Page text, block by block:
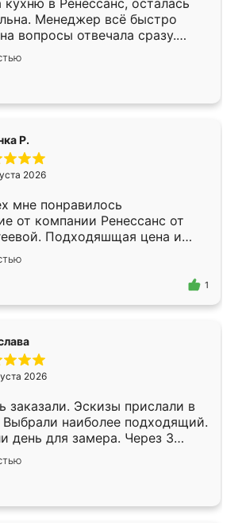
кухню в Ренессанс, осталась
Менеджер всё быстро
вопросы отвечала сразу.
в субботу, подошёл к
ответственностью. Собрали
работали аккуратно, даже
Р.
2026
мне понравилось
от компании Ренессанс от
Подходяшщая цена и
изготовления. Приехавший
сотрудник Владислав
моему эскизу самый
1
2026
заказали. Эскизы прислали в
Выбрали наиболее подходящий.
день для замера. Через 3
была уже готова. Остались
Спасибо Ренессанс
работу!